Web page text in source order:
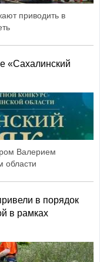
приводить в
«Сахалинский
Валерием
области
в порядок
в рамках